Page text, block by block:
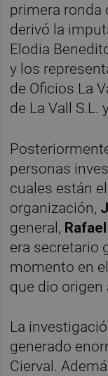
primera ronda
derivó la
Elodia
y los
de Oficios La
de La Vall S.L.
personas
cuales están
organización,
general,
era secretario
momento en
que dio origen
La
generado
Cierval.